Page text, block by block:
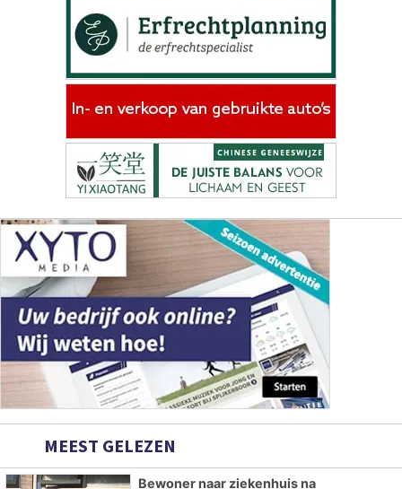
MEEST GELEZEN
Bewoner naar ziekenhuis na